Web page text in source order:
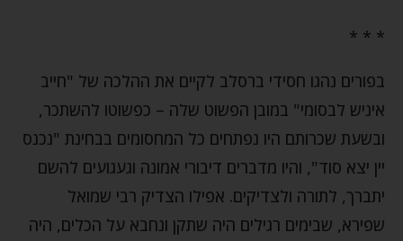
* * *
בפורים נהגו חסידי ברסלב לקיים את ההלכה של "חייב
איניש לבסומי" במובן הפשוט שלה – כפשוטו להשתכר,
ובשעת שכרותם היו נפתחים כל המחסומים בבחינת "נכנס
יין יצא סוד", והיו מדברים דיבורי אמונה וגעגועים להשם
יתברך, לתורה ולצדיקים. אפילו הצדיק רבי שמואל
שפירא, שבימים רגילים היה שתקן ונחבא על הכלים, היה